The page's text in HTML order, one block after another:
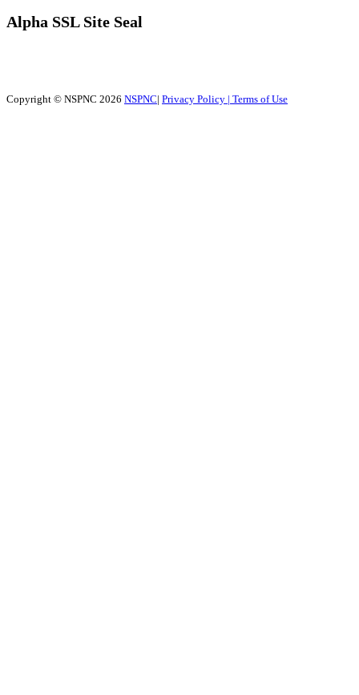
Alpha SSL Site Seal
Copyright © NSPNC 2026 NSPNC| Privacy Policy | Terms of Use